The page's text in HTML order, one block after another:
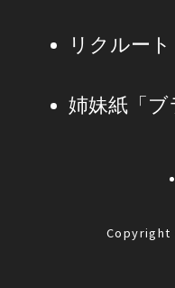
リクルート
姉妹紙「ブ
Copyright